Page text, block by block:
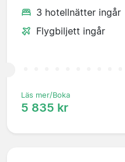
3 hotellnätter ingår
Flygbiljett ingår
Läs mer/Boka
5 835 kr